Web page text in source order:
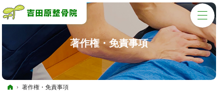
著作権・免責事項
ホーム
著作権・免責事項